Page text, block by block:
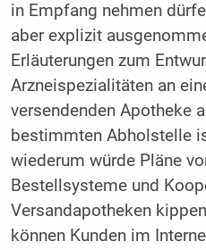
in Empfang nehmen
aber explizit
Erläuterungen zum
Arzneispezialitäten an
versendenden Apotheke
bestimmten Abholstelle
wiederum würde Pläne
Bestellsysteme und
Versandapotheken
können Kunden im